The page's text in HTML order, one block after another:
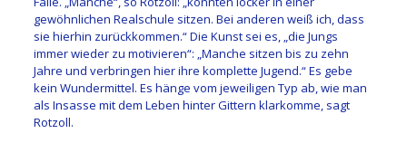
gewöhnlichen Realschule sitzen. Bei anderen weiß ich, dass
sie hierhin zurückkommen.“ Die Kunst sei es, „die Jungs
immer wieder zu motivieren“: „Manche sitzen bis zu zehn
Jahre und verbringen hier ihre komplette Jugend.“ Es gebe
kein Wundermittel. Es hänge vom jeweiligen Typ ab, wie man
als Insasse mit dem Leben hinter Gittern klarkomme, sagt
Rotzoll.